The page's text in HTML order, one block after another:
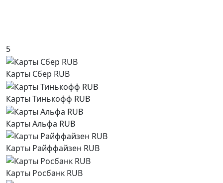
5
Карты Сбер RUB
Карты Тинькофф RUB
Карты Альфа RUB
Карты Райффайзен RUB
Карты Росбанк RUB